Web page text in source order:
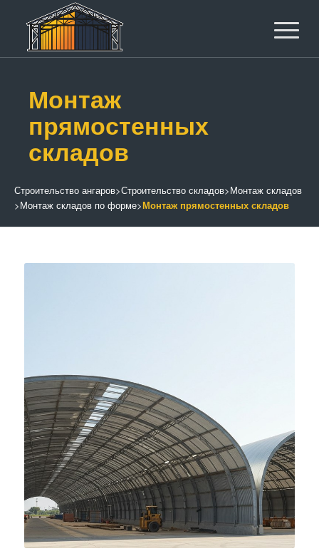
Монтаж
прямостенных
складов
Строительство ангаров>Строительство складов>Монтаж складов
>Монтаж складов по форме>Монтаж прямостенных складов